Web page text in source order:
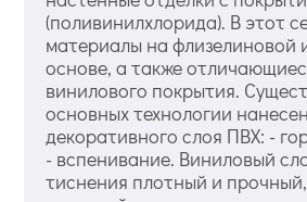
(поливинилхлорида). В этот
материалы на флизелиновой
основе, а также
винилового покрытия.
основных технологии
декоративного слоя ПВХ: -
- вспенивание. Виниловый
тиснения плотный и